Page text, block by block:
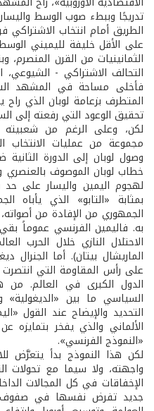
تدريجًا وببطء صوب الوسط
على الأقل خليفة لليميني
الثمانينيات من القرن المنصرم،
التحالف الاشتراكي - الشيوعي،
فأخلى مساحة في المشهد
المتطرف بزعامة لوبان الذي
تحقيق الوعود التي رفعته إلى
لكن، وعلى الرغم من شعبيته
مجموعة من عمليات الانتخاب
خطاب لوبان الموصوف
لهجوم اليمين واليسار على
بمثابة «التابو» الذي يأباه
الجمهوري من الإفادة من
به. فاليمين الفرنسي عموماً
الاحتلال النازي خلال الحرب
الماريشال بيتان). أما
على رأس المقاومة التي
الدول الكبرى في العالم. من
السياسي ما بين «الديغولية»
التحديد والإيضاح عند القول
الألماني والذي يفخر بتمايزه
«النموذج الفرنسي».
لكن هذا النموذج بدأ يتعرَّض
واجهته، ولا سيما مع تحولات
الإخفاقات في كل المجالات
جديد تفرض نفسها في صفوف